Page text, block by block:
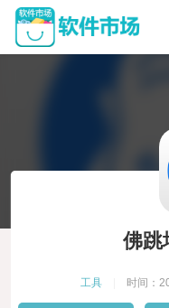
佛跳
工具 时间：